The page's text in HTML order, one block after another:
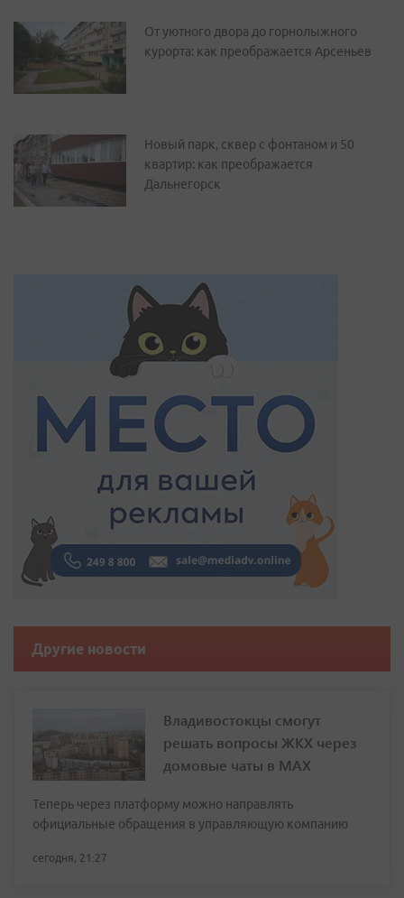
От уютного двора до горнолыжного
курорта: как преображается Арсеньев
Новый парк, сквер с фонтаном и 50
квартир: как преображается
Дальнегорск
Другие новости
Владивостокцы смогут
решать вопросы ЖКХ через
домовые чаты в МАХ
Теперь через платформу можно направлять
официальные обращения в управляющую компанию
сегодня, 21:27